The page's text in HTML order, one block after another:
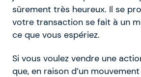
sûrement très heureux. Il se
votre transaction se fait à un
ce que vous espériez.
Si vous voulez vendre une
que, en raison d’un